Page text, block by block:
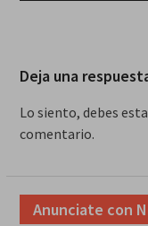
Deja una
Lo siento, debes
comentario.
Anunciate con